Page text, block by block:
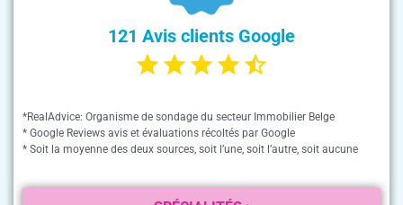
121 Avis clients Google
*RealAdvice: Organisme de sondage du secteur Immobilier Belge
* Google Reviews avis et évaluations récoltés par Google
* Soit la moyenne des deux sources, soit l’une, soit l’autre, soit aucune